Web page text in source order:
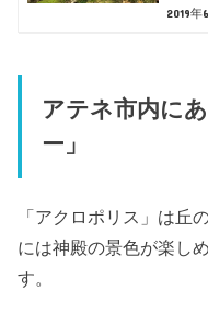
2019年
アテネ市内に
ー」
「アクロポリス」は丘
には神殿の景色が楽し
す。